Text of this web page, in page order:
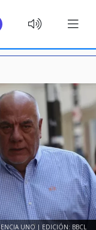
UNO | EDICIÓN: BBCL